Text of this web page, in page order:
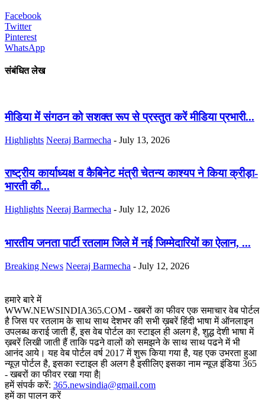
Facebook
Twitter
Pinterest
WhatsApp
संबंधित लेख
मीडिया में संगठन को सशक्त रूप से प्रस्तुत करें मीडिया प्रभारी...
Highlights Neeraj Barmecha - July 13, 2026
राष्ट्रीय कार्याध्यक्ष व कैबिनेट मंत्री चेतन्य काश्यप ने किया क्रीड़ा-
भारती की...
Highlights Neeraj Barmecha - July 12, 2026
भारतीय जनता पार्टी रतलाम जिले में नई जिम्मेदारियों का ऐलान, ...
Breaking News Neeraj Barmecha - July 12, 2026
हमारे बारे में
WWW.NEWSINDIA365.COM - खबरों का फीवर एक समाचार वेब पोर्टल
है जिस पर रतलाम के साथ साथ देशभर की सभी ख़बरें हिंदी भाषा में ऑनलाइन
उपलब्ध कराई जाती हैं, इस वेब पोर्टल का स्टाइल ही अलग है, शुद्ध देशी भाषा में
ख़बरें लिखी जाती हैं ताकि पढने वालों को समझने के साथ साथ पढने में भी
आनंद आये। यह वेब पोर्टल वर्ष 2017 में शुरू किया गया है, यह एक उभरता हुआ
न्यूज़ पोर्टल है, इसका स्टाइल ही अलग है इसीलिए इसका नाम न्यूज़ इंडिया 365
- खबरों का फीवर रखा गया है|
हमें संपर्क करें: 365.newsindia@gmail.com
हमें का पालन करें